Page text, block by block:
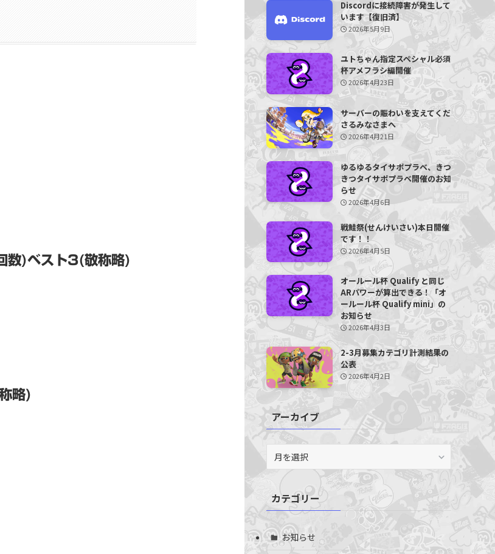
数)ベスト3(敬称略)
略)
Discordに接続障害が発生して
います【復旧済】
2026年5月9日
ユトちゃん指定スペシャル必須
杯アメフラシ編開催
2026年4月23日
サーバーの賑わいを支えてくだ
さるみなさまへ
2026年4月21日
ゆるゆるタイサポプラベ、きつ
きつタイサポプラベ開催のお知
らせ
2026年4月6日
戦鮭祭(せんけいさい)本日開催
です！！
2026年4月5日
オールール杯 Qualify と同じ
ARパワーが算出できる！「オ
ールール杯 Qualify mini」の
お知らせ
2026年4月3日
2-3月募集カテゴリ計測結果の
公表
2026年4月2日
アーカイブ
ー
ブカテゴリー
お知らせ